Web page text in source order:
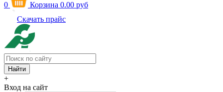
0 Корзина 0.00 руб
Скачать прайс
+
Вход на сайт